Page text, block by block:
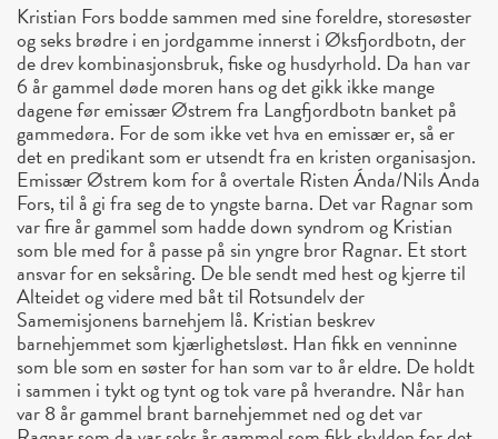
Kristian Fors bodde sammen med sine foreldre, storesøster
og seks brødre i en jordgamme innerst i Øksfjordbotn, der
de drev kombinasjonsbruk, fiske og husdyrhold. Da han var
6 år gammel døde moren hans og det gikk ikke mange
dagene før emissær Østrem fra Langfjordbotn banket på
gammedøra. For de som ikke vet hva en emissær er, så er
det en predikant som er utsendt fra en kristen organisasjon.
Emissær Østrem kom for å overtale Risten Ánda/Nils Anda
Fors, til å gi fra seg de to yngste barna. Det var Ragnar som
var fire år gammel som hadde down syndrom og Kristian
som ble med for å passe på sin yngre bror Ragnar. Et stort
ansvar for en seksåring. De ble sendt med hest og kjerre til
Alteidet og videre med båt til Rotsundelv der
Samemisjonens barnehjem lå. Kristian beskrev
barnehjemmet som kjærlighetsløst. Han fikk en venninne
som ble som en søster for han som var to år eldre. De holdt
i sammen i tykt og tynt og tok vare på hverandre. Når han
var 8 år gammel brant barnehjemmet ned og det var